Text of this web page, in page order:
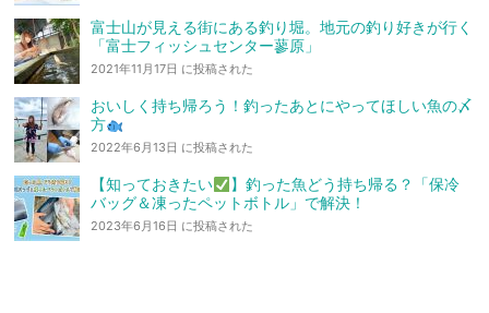
富士山が見える街にある釣り堀。地元の釣り好きが行く
「富士フィッシュセンター蓼原」
2021年11月17日 に投稿された
おいしく持ち帰ろう！釣ったあとにやってほしい魚の〆
方
2022年6月13日 に投稿された
【知っておきたい
】釣った魚どう持ち帰る？「保冷
バッグ＆凍ったペットボトル」で解決！
2023年6月16日 に投稿された